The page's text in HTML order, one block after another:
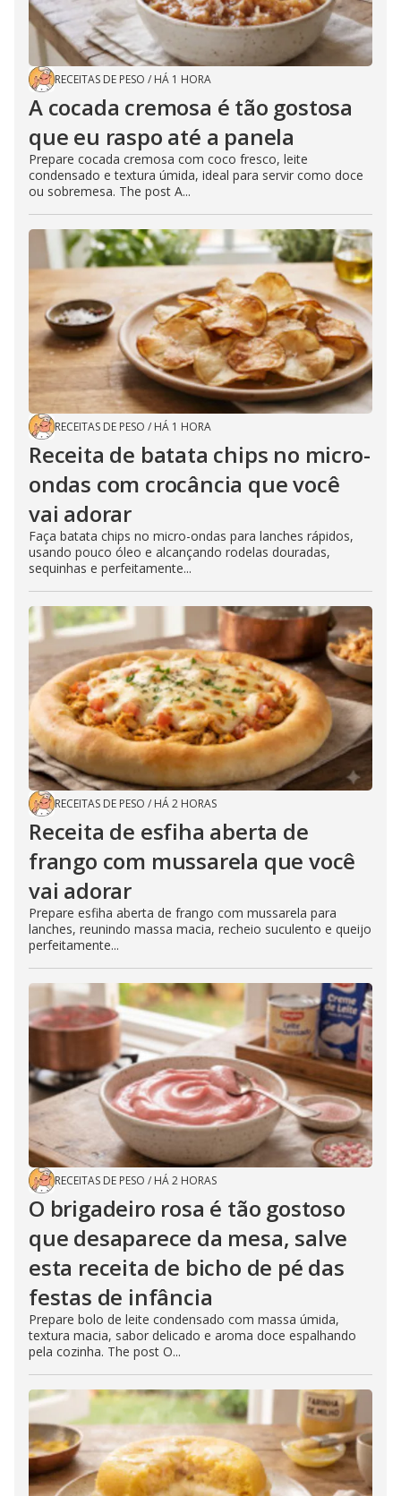
RECEITAS DE PESO / HÁ 1 HORA
A cocada cremosa é tão gostosa
que eu raspo até a panela
Prepare cocada cremosa com coco fresco, leite
condensado e textura úmida, ideal para servir como doce
ou sobremesa. The post A...
RECEITAS DE PESO / HÁ 1 HORA
Receita de batata chips no micro-
ondas com crocância que você
vai adorar
Faça batata chips no micro-ondas para lanches rápidos,
usando pouco óleo e alcançando rodelas douradas,
sequinhas e perfeitamente...
RECEITAS DE PESO / HÁ 2 HORAS
Receita de esfiha aberta de
frango com mussarela que você
vai adorar
Prepare esfiha aberta de frango com mussarela para
lanches, reunindo massa macia, recheio suculento e queijo
perfeitamente...
RECEITAS DE PESO / HÁ 2 HORAS
O brigadeiro rosa é tão gostoso
que desaparece da mesa, salve
esta receita de bicho de pé das
festas de infância
Prepare bolo de leite condensado com massa úmida,
textura macia, sabor delicado e aroma doce espalhando
pela cozinha. The post O...